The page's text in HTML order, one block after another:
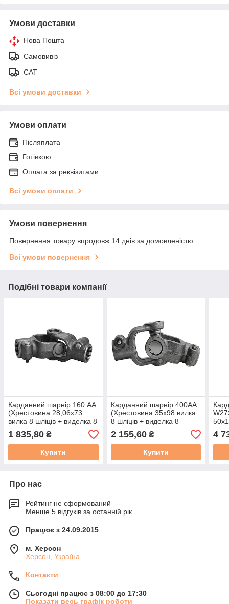
Умови доставки
Нова Пошта
Самовивіз
САТ
Всі умови доставки
Умови оплати
Післяплата
Готівкою
Оплата за реквізитами
Всі умови оплати
Умови повернення
Повернення товару впродовж 14 днів за домовленістю
Всі умови повернення
Подібні товари компанії
Карданний шарнір 160.АА
(Хрестовина 28,06х73
вилка 8 шліців + виделка 8
шліців)
1 835,80 ₴
Купити
Карданний шарнір 400АА
(Хрестовина 35х98 вилка
8 шліців + виделка 8
шліців)
2 155,60₴
Купити
4
Про нас
Рейтинг не сформований
Менше 5 відгуків за останній рік
Працює з 24.09.2015
м. Херсон
Херсон, Україна
Контакти
Сьогодні працює з 08:00 до 17:30
Показати весь графік роботи